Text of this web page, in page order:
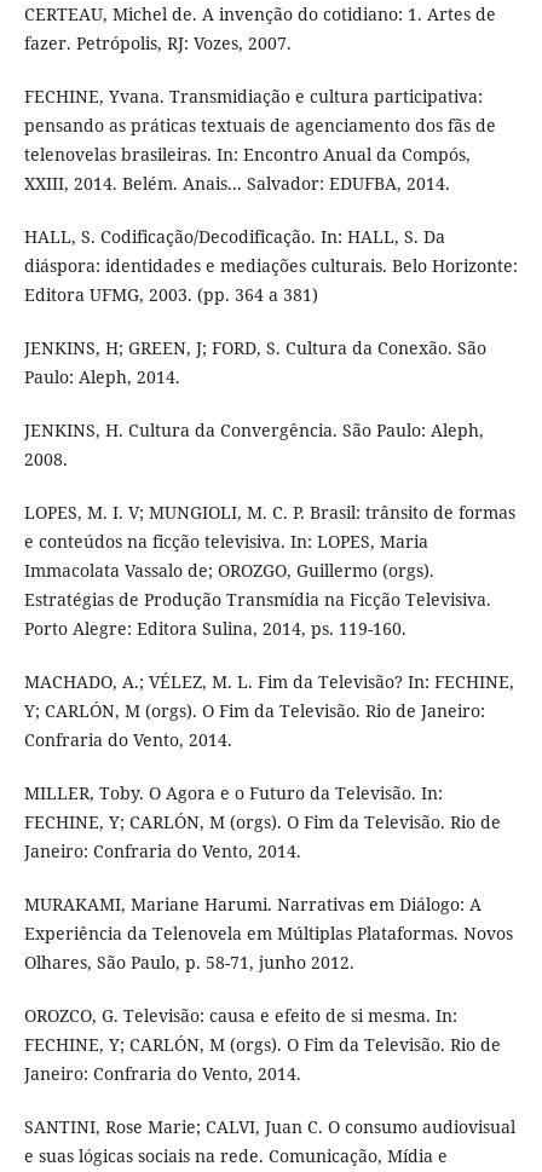
CERTEAU, Michel de. A invenção do cotidiano: 1. Artes de
fazer. Petrópolis, RJ: Vozes, 2007.
FECHINE, Yvana. Transmidiação e cultura participativa:
pensando as práticas textuais de agenciamento dos fãs de
telenovelas brasileiras. In: Encontro Anual da Compós,
XXIII, 2014. Belém. Anais... Salvador: EDUFBA, 2014.
HALL, S. Codificação/Decodificação. In: HALL, S. Da
diáspora: identidades e mediações culturais. Belo Horizonte:
Editora UFMG, 2003. (pp. 364 a 381)
JENKINS, H; GREEN, J; FORD, S. Cultura da Conexão. São
Paulo: Aleph, 2014.
JENKINS, H. Cultura da Convergência. São Paulo: Aleph,
2008.
LOPES, M. I. V; MUNGIOLI, M. C. P. Brasil: trânsito de formas
e conteúdos na ficção televisiva. In: LOPES, Maria
Immacolata Vassalo de; OROZGO, Guillermo (orgs).
Estratégias de Produção Transmídia na Ficção Televisiva.
Porto Alegre: Editora Sulina, 2014, ps. 119-160.
MACHADO, A.; VÉLEZ, M. L. Fim da Televisão? In: FECHINE,
Y; CARLÓN, M (orgs). O Fim da Televisão. Rio de Janeiro:
Confraria do Vento, 2014.
MILLER, Toby. O Agora e o Futuro da Televisão. In:
FECHINE, Y; CARLÓN, M (orgs). O Fim da Televisão. Rio de
Janeiro: Confraria do Vento, 2014.
MURAKAMI, Mariane Harumi. Narrativas em Diálogo: A
Experiência da Telenovela em Múltiplas Plataformas. Novos
Olhares, São Paulo, p. 58-71, junho 2012.
OROZCO, G. Televisão: causa e efeito de si mesma. In:
FECHINE, Y; CARLÓN, M (orgs). O Fim da Televisão. Rio de
Janeiro: Confraria do Vento, 2014.
SANTINI, Rose Marie; CALVI, Juan C. O consumo audiovisual
e suas lógicas sociais na rede. Comunicação, Mídia e